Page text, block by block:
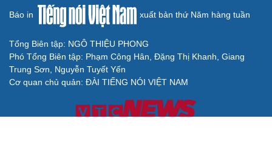
Báo in xuất bản thứ Năm hàng tuần
Tổng Biên tập: NGÔ THIỆU PHONG
Phó Tổng Biên tập: Phạm Công Hân, Đặng Thị Khanh, Giang
Trung Sơn, Nguyễn Tuyết Yến
Cơ quan chủ quản: ĐÀI TIẾNG NÓI VIỆT NAM